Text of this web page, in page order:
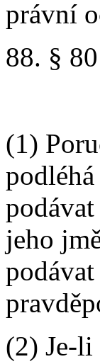
právní
88. §
(1)
jeho
(2) Je-li